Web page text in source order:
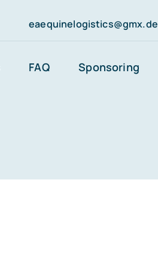
eaequinelogistics@gmx.de
FAQ Sponsoring